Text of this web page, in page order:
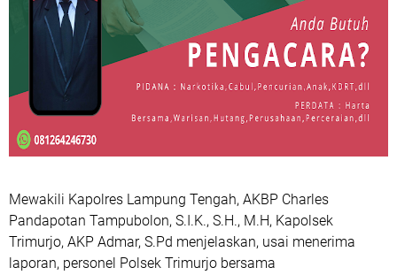
Mewakili Kapolres Lampung Tengah, AKBP Charles
Pandapotan Tampubolon, S.I.K., S.H., M.H, Kapolsek
Trimurjo, AKP Admar, S.Pd menjelaskan, usai menerima
laporan, personel Polsek Trimurjo bersama